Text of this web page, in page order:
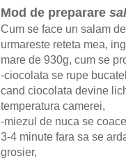
Mod de preparare
Cum se face un salam
urmareste reteta mea,
mare de 930g, cum se
-ciocolata se rupe
cand ciocolata devine
temperatura camerei,
-miezul de nuca se
3-4 minute fara sa se
grosier,